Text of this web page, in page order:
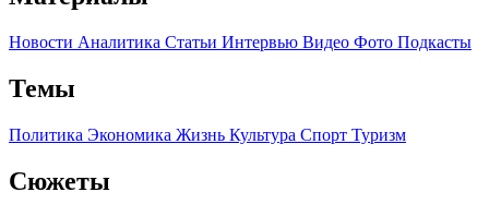
Новости Аналитика Статьи Интервью Видео Фото Подкасты
Темы
Политика Экономика Жизнь Культура Спорт Туризм
Сюжеты